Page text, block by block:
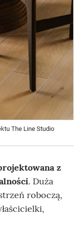
The Line Studio
z
. Duża
roboczą,